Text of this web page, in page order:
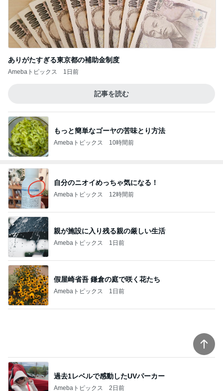
ありがたすぎる東京都の補助金制度
Amebaトピックス 1日前
記事を読む
もっと簡単なゴーヤの苦味とり方法
Amebaトピックス 10時間前
自分のニオイめっちゃ気になる！
Amebaトピックス 12時間前
親が施設に入り残る親の厳しい生活
Amebaトピックス 1日前
假屋崎省吾 鎌倉の庭で咲く花たち
Amebaトピックス 1日前
効率悪く大変なお局さんとの仕事
Amebaトピックス 1日前